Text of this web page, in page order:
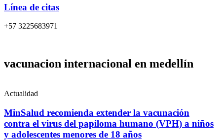
Línea de citas
+57 3225683971
vacunacion internacional en medellín
Actualidad
MinSalud recomienda extender la vacunación
contra el virus del papiloma humano (VPH) a niños
y adolescentes menores de 18 años